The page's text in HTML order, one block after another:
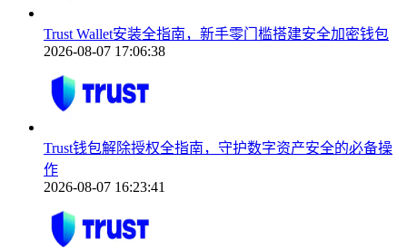
Trust Wallet安装全指南，新手零门槛搭建安全加密钱包
2026-08-07 17:06:38
Trust钱包解除授权全指南，守护数字资产安全的必备操
作
2026-08-07 16:23:41